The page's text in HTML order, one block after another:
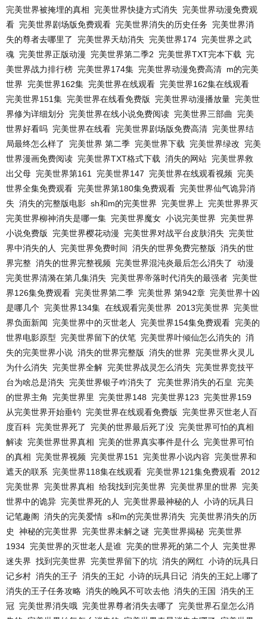
完美世界被掩埋的真相
完美世界快捷方式消失
完美世界动漫免费观
看 完美世界剧场版免费观看 完美世界消失的历史任务
完美世界消
失的尊者去哪里了
完美世界天劫消失 完美世界174 完美世界之武
魂 完美世界正版动漫 完美世界第二季2 完美世界TXT完本下载
完
美世界战力排行榜 完美世界174集 完美世界动漫免费高清 m的完美
世界
完美世界162集 完美世界在线观看 完美世界162集在线观看
完美世界151集 完美世界在线看免费版 完美世界动漫播放量 完美世
界修为详细划分 完美世界在线小说免费阅读 完美世界三部曲
完美
世界好看吗 完美世界在线看 完美世界剧场版免费高清 完美世界结
局最终怎么样了
完美世界 第二季 完美世界下载 完美世界绿改
完美
世界漫画免费阅读 完美世界TXT格式下载 消失的网站 完美世界救
出父母 完美世界第161 完美世界147 完美世界在线观看视频 完美
世界全集免费观看 完美世界第180集免费观看 完美世界仙气诡异消
失 消失的完整版电影 sh和m的完美世界 完美世界上
完美世界界灭
完美世界柳神消失是哪一集 完美世界魔女 小说完美世界
完美世界
小说免费版
完美世界樱花动漫 完美世界对战平台皮肤消失
完美世
界中消失的人
完美世界免费时间 消失的世界免费完整版 消失的世
界完整 消失的世界完整视频 完美世界混沌炎最后怎么消失了
动漫
完美世界清漪在第几集消失
完美世界帝落时代消失的最强者 完美世
界126集免费观看 完美世界第二季 完美世界 第942章 完美世界十凶
是哪几个 完美世界134集 在线观看完美世界 2013完美世界
完美世
界负面新闻
完美世界中的灭世老人 完美世界154集免费观看 完美的
世界电影原型
完美世界留下的伏笔 完美世界叶倾仙怎么消失的 消
失的完美世界小说 消失的世界完整版 消失的世界
完美世界火灵儿
为什么消失
完美世界全解 完美世界战灵怎么消失
完美世界竞技平
台为啥总是消失
完美世界银子咋消失了 完美世界消失的石皇
完美
的世界主角
完美世界里 完美世界148 完美世界123
完美世界159
从完美世界开始垂钓
完美世界在线观看免费版
完美世界灭世老人百
度百科 完美世界死了 完美的世界最后死了没 完美世界可怕的真相
解读 完美世界世界真相 完美的世界真实事件是什么
完美世界可怕
的真相
完美世界视频 完美世界151 完美世界小说内容
完美世界和
遮天的联系
完美世界118集在线观看 完美世界121集免费观看 2012
完美世界
完美世界真相 给我找到完美世界 完美世界里的世界
完美
世界中的诡异 完美世界死的人 完美世界最神秘的人
小诗的玩具日
记笔趣阁 消失的完美爱情 s和m的完美世界消失
完美世界消失的历
史
神秘的完美世界 完美世界未解之谜 完美世界揭秘 完美世界
1934 完美世界的灭世老人是谁 完美的世界死的第二个人
完美世界
迷失界 找到完美世界 完美世界留下的坑 消失的网红 小诗的玩具日
记乡村 消失的王子 消失的王妃 小诗的玩具日记 消失的王妃上哪了
消失的王子任务攻略 消失的晚风不可吹去他 消失的王国
消失的王
冠 完美世界消失哦 完美世界尊者消失去哪了
完美世界石皇怎么消